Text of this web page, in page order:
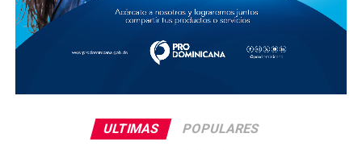
ULTIMAS POPULARES